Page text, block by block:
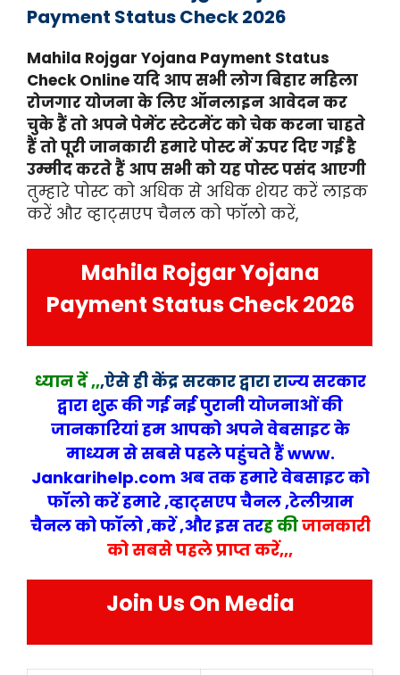
Payment Status Check 2026
Mahila Rojgar Yojana Payment Status
Check Online यदि आप सभी लोग बिहार महिला
रोजगार योजना के लिए ऑनलाइन आवेदन कर
चुके हैं तो अपने पेमेंट स्टेटमेंट को चेक करना चाहते
हैं तो पूरी जानकारी हमारे पोस्ट में ऊपर दिए गई है
उम्मीद करते हैं आप सभी को यह पोस्ट पसंद आएगी
तुम्हारे पोस्ट को अधिक से अधिक शेयर करें लाइक
करें और व्हाट्सएप चैनल को फॉलो करें,
Mahila Rojgar Yojana
Payment Status Check 2026
ध्यान दें ,,,ऐसे हीकेंद्र सरकार द्वारा राज्यसरकार
द्वारा शुरू की गई नई पुरानी योजनाओं की
जानकारियां हम आपको अपने वेबसाइट के
माध्यम से सबसे पहले पहुंचते हैं www.
Jankarihelp.com अब तक हमारे वेबसाइट को
फॉलो करें हमारे ,व्हाट्सएप चैनल ,टेलीग्राम
चैनल को फॉलो ,करें ,और इस तरह कीजानकारी
को सबसे पहले प्राप्त करें,,,
Join Us On Media